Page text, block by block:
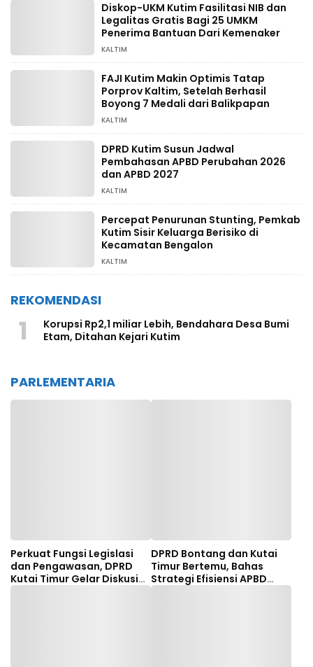
Diskop-UKM Kutim Fasilitasi NIB dan
Legalitas Gratis Bagi 25 UMKM
Penerima Bantuan Dari Kemenaker
KALTIM
FAJI Kutim Makin Optimis Tatap
Porprov Kaltim, Setelah Berhasil
Boyong 7 Medali dari Balikpapan
KALTIM
DPRD Kutim Susun Jadwal
Pembahasan APBD Perubahan 2026
dan APBD 2027
KALTIM
Percepat Penurunan Stunting, Pemkab
Kutim Sisir Keluarga Berisiko di
Kecamatan Bengalon
KALTIM
REKOMENDASI
1
Korupsi Rp2,1 miliar Lebih, Bendahara Desa Bumi
Etam, Ditahan Kejari Kutim
PARLEMENTARIA
Perkuat Fungsi Legislasi
dan Pengawasan, DPRD
Kutai Timur Gelar Diskusi
Panel Tenaga Ahli
DPRD Bontang dan Kutai
Timur Bertemu, Bahas
Strategi Efisiensi APBD
hingga Dana Bagi Hasil